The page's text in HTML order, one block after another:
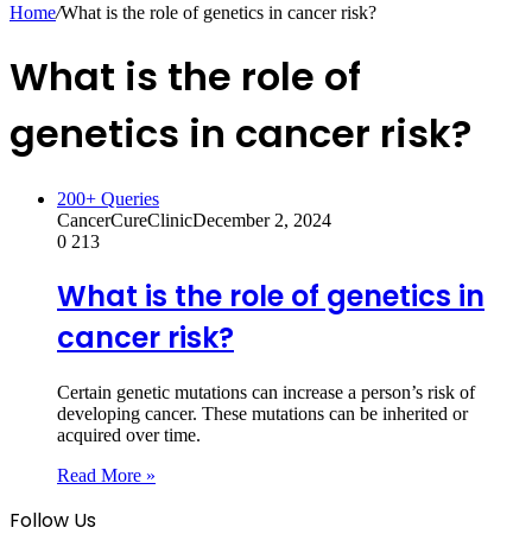
Home/What is the role of genetics in cancer risk?
What is the role of
genetics in cancer risk?
200+ Queries
CancerCureClinicDecember 2, 2024
0 213
What is the role of genetics in
cancer risk?
Certain genetic mutations can increase a person’s risk of
developing cancer. These mutations can be inherited or
acquired over time.
Read More »
Follow Us